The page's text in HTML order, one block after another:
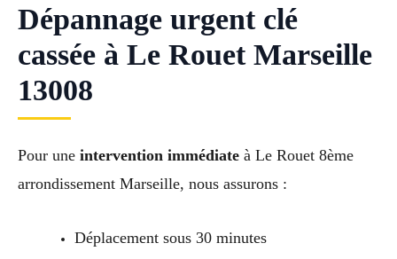
Dépannage urgent clé
cassée à Le Rouet Marseille
13008
Pour une intervention immédiate à Le Rouet 8ème
arrondissement Marseille, nous assurons :
Déplacement sous 30 minutes